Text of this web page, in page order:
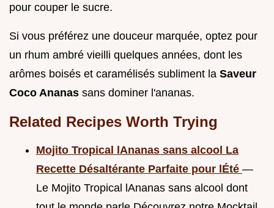
pour couper le sucre.
Si vous préférez une douceur marquée, optez pour
un rhum ambré vieilli quelques années, dont les
arômes boisés et caramélisés subliment la Saveur
Coco Ananas sans dominer l'ananas.
Related Recipes Worth Trying
Mojito Tropical lAnanas sans alcool La
Recette Désaltérante Parfaite pour lÉté —
Le Mojito Tropical lAnanas sans alcool dont